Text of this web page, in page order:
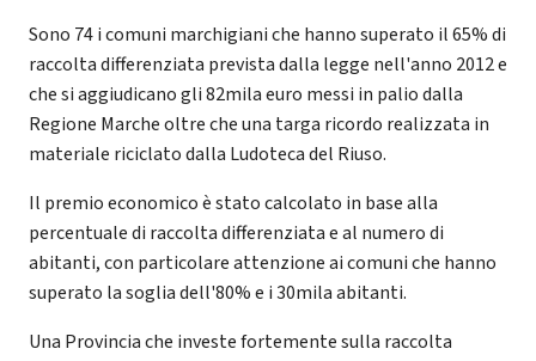
Sono 74 i comuni marchigiani che hanno superato il 65% di
raccolta differenziata prevista dalla legge nell'anno 2012 e
che si aggiudicano gli 82mila euro messi in palio dalla
Regione Marche oltre che una targa ricordo realizzata in
materiale riciclato dalla Ludoteca del Riuso.
Il premio economico è stato calcolato in base alla
percentuale di raccolta differenziata e al numero di
abitanti, con particolare attenzione ai comuni che hanno
superato la soglia dell'80% e i 30mila abitanti.
Una Provincia che investe fortemente sulla raccolta